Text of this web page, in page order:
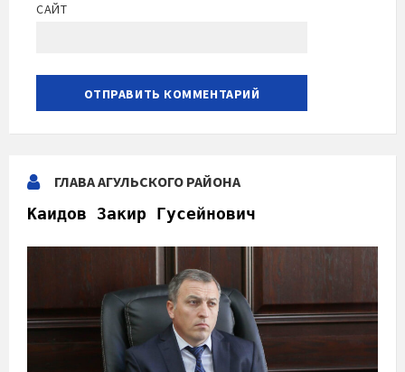
САЙТ
ГЛАВА АГУЛЬСКОГО РАЙОНА
Каидов Закир Гусейнович